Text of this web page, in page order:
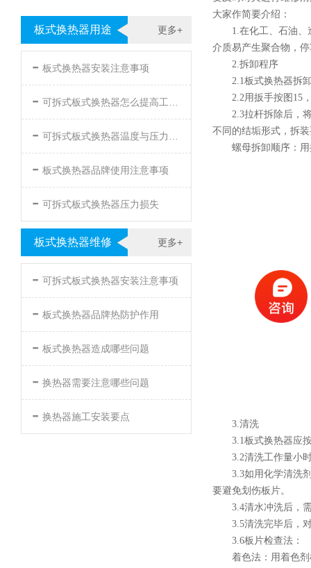
更多+
板式换热器用途
- 板式换热器安装注意事项
- 可拆式板式换热器怎么提高工作效率
- 可拆式板式换热器温度与压力的要求
- 板式换热器品牌使用注意事项
- 可拆式板式换热器压力损失
更多+
板式换热器维修
- 可拆式板式换热器安装注意事项
- 板式换热器品牌热防护作用
- 板式换热器造成哪些问题
- 换热器需要注意哪些问题
- 换热器施工安装要点
大家作简要介绍：
1.在化工、石油
介质易产生聚合物，
2.拆卸程序
2.1板式换热器拆
2.2用扳手按图15
2.3拉杆拆除后，
不同的结垢形式，拆
螺母拆卸顺序：
3.清洗
3.1板式换热器应
3.2清洗工作量小
3.3如用化学清洗
要避免划伤板片。
3.4清水冲洗后，
3.5清洗完毕后，
3.6板片检查法：
着色法：用着色